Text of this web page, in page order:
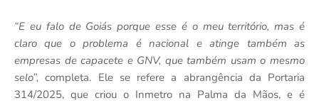
“E eu falo de Goiás porque esse é o meu território, mas é
claro que o problema é nacional e atinge também as
empresas de capacete e GNV, que também usam o mesmo
selo”, completa. Ele se refere a abrangência da Portaria
314/2025, que criou o Inmetro na Palma da Mãos, e é